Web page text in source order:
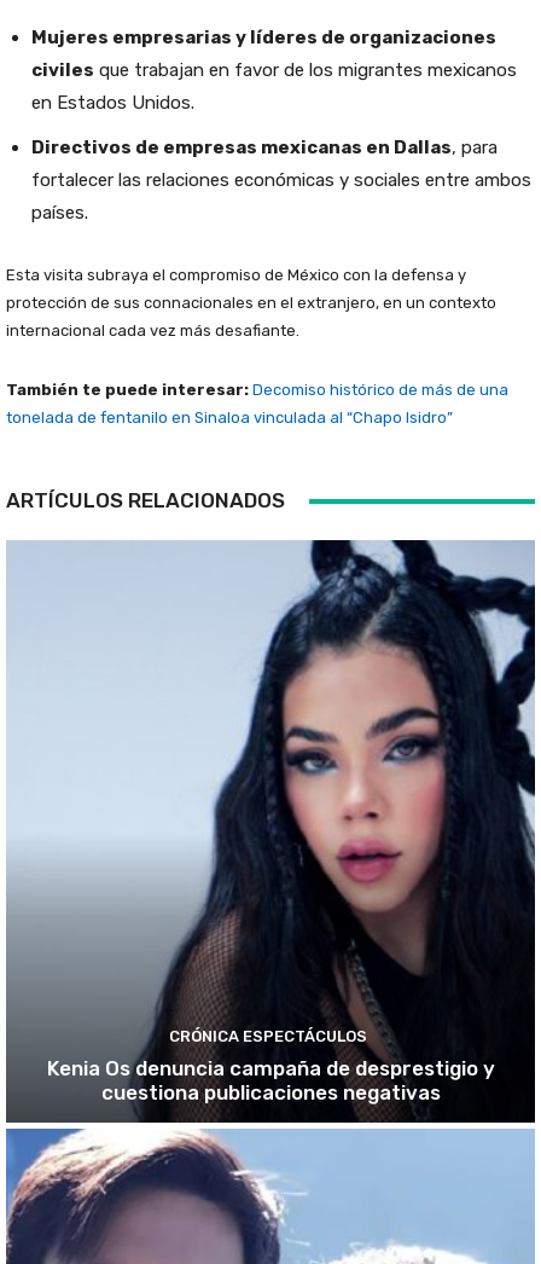
Mujeres empresarias y líderes de organizaciones
civiles que trabajan en favor de los migrantes mexicanos
en Estados Unidos.
Directivos de empresas mexicanas en Dallas, para
fortalecer las relaciones económicas y sociales entre ambos
países.
Esta visita subraya el compromiso de México con la defensa y
protección de sus connacionales en el extranjero, en un contexto
internacional cada vez más desafiante.
También te puede interesar: Decomiso histórico de más de una
tonelada de fentanilo en Sinaloa vinculada al “Chapo Isidro”
ARTÍCULOS RELACIONADOS
CRÓNICA ESPECTÁCULOS
Kenia Os denuncia campaña de desprestigio y
cuestiona publicaciones negativas